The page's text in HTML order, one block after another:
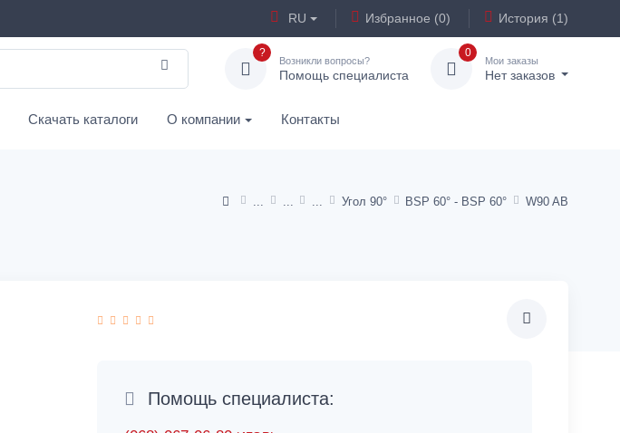
RU Избранное (0) История (1)
?
Возникли вопросы?
Помощь специалиста
0
Мои заказы
Нет заказов
Скачать каталоги О компании Контакты
Угол 90° BSP 60° - BSP 60° W90 AB
Помощь специалиста: